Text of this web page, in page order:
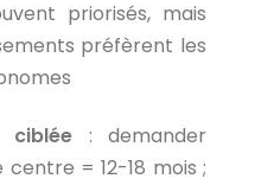
priorisés, mais
préfèrent les
ciblée : demander
centre = 12-18 mois ;